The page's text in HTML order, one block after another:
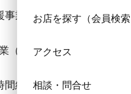
お店を探す（会員検索
アクセス
相談・問合せ
事業を行っています。
（拡充）
間給を引上げる中小企業